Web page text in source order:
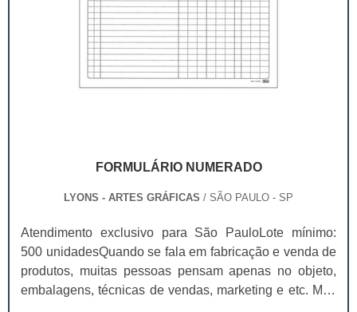
FORMULÁRIO NUMERADO
LYONS - ARTES GRÁFICAS / SÃO PAULO - SP
Atendimento exclusivo para São PauloLote mínimo:
500 unidadesQuando se fala em fabricação e venda de
produtos, muitas pessoas pensam apenas no objeto,
embalagens, técnicas de vendas, marketing e etc. Mas